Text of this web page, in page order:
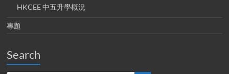
HKCEE 中五升學概況
專題
Search